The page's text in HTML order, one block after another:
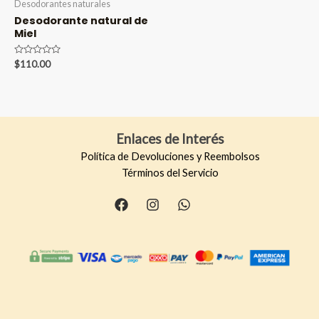
Desodorantes naturales
Desodorante natural de
Miel
Valorado
en
$110.00
Enlaces de Interés
Política de Devoluciones y Reembolsos
Términos del Servicio